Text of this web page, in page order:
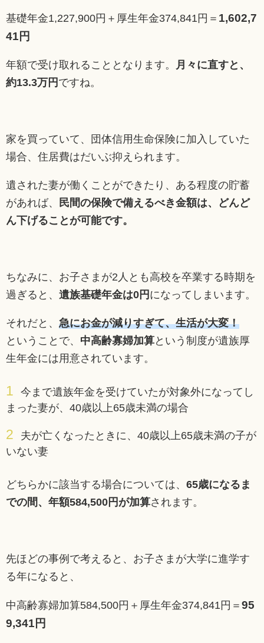
基礎年金1,227,900円＋厚生年金374,841円＝ 1,602,7
41円
年額で受け取れることとなります。
月々に直すと、
約13.3万円 ですね。
家を買っていて、団体信用生命保険に加入していた
場合、住居費はだいぶ抑えられます。
遺された妻が働くことができたり、ある程度の貯蓄
があれば、
民間の保険で備えるべき金額は、どんど
ん下げることが可能です。
ちなみに、お子さまが2人とも高校を卒業する時期を
過ぎると、 遺族基礎年金は0円 になってしまいます。
それだと、 急にお金が減りすぎて、生活が大変！
ということで、 中高齢寡婦加算という制度が遺族厚
生年金には用意されています。
今まで遺族年金を受けていたが対象外になってし
まった妻が、40歳以上65歳未満の場合
夫が亡くなったときに、40歳以上65歳未満の子が
いない妻
どちらかに該当する場合については、 65歳になるま
での間、年額584,500円が加算されます。
先ほどの事例で考えると、お子さまが大学に進学す
る年になると、
中高齢寡婦加算584,500円＋厚生年金374,841円＝ 95
9,341円